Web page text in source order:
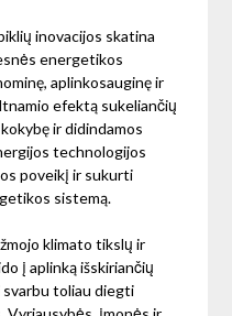
inovacijos skatina
energetikos
aplinkosauginę ir
efektą sukeliančių
ir didindamos
technologijos
poveikį ir sukurti
sistemą.
klimato tikslų ir
į aplinką išskiriančių
toliau diegti